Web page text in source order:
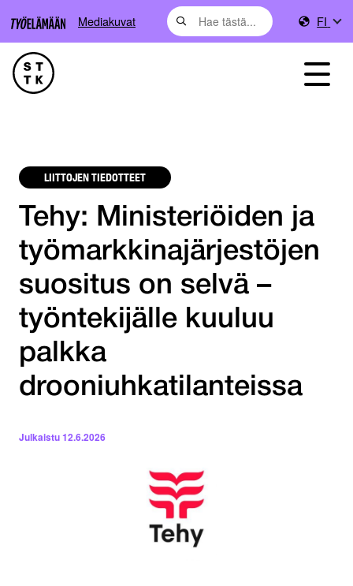
Mediakuvat FI
LIITTOJEN TIEDOTTEET
Tehy: Ministeriöiden ja
työmarkkinajärjestöjen
suositus on selvä –
työntekijälle kuuluu
palkka
drooniuhkatilanteissa
Julkaistu12.6.2026